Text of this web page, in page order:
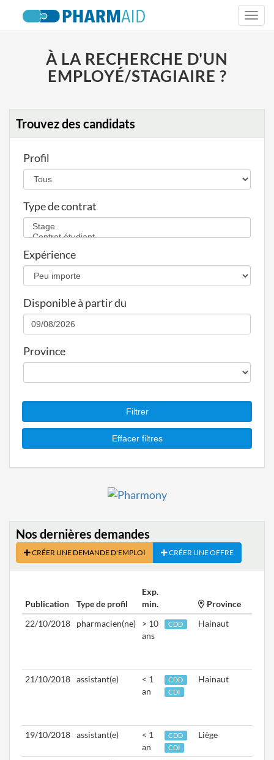
À LA RECHERCHE D'UN
EMPLOYÉ/STAGIAIRE ?
Trouvez des candidats
Profil
Type de contrat
Expérience
Disponible à partir du
Province
Nos dernières demandes
CRÉER UNE DEMANDE D'EMPLOI CRÉER UNE OFFRE
Publication Type de profil
Exp.
min.
Province
22/10/2018
pharmacien(ne)
> 10
ans
CDD Hainaut
21/10/2018 assistant(e)
< 1
an
CDD
CDI
Hainaut
19/10/2018 assistant(e)
< 1
an
CDD
CDI
Liège